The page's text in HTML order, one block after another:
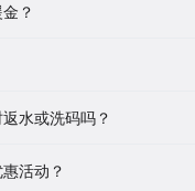
？
水或洗码吗？
活动？